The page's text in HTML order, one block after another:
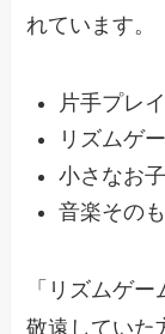
れています。
片手プレ
リズムゲ
小さなお
音楽その
「リズムゲ
敬遠していた